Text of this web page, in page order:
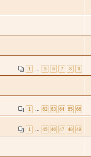
1 5 6 7 8 9
1 62 63 64 65 66
1 45 46 47 48 49